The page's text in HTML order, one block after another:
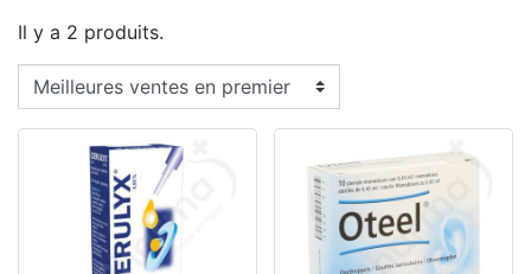
Il y a 2 produits.